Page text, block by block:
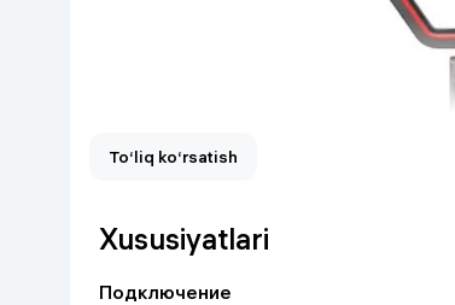
Kiyim-kechak va Oyoq
To‘liq ko‘rsatish
Xususiyatlari
Подключение